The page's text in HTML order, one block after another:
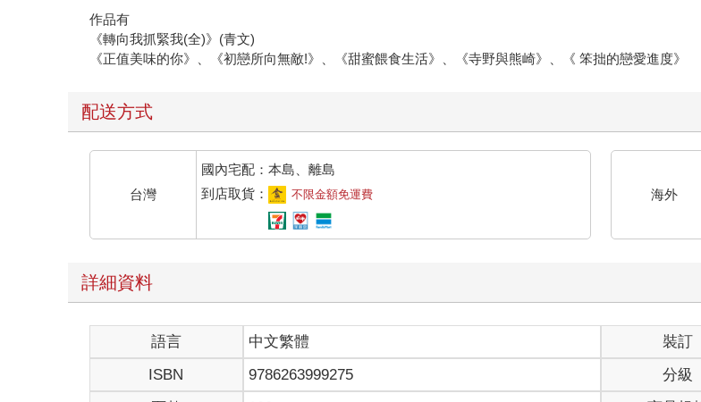
《轉向我抓緊我(全)》(青文)
《正值美味的你》、《初戀所向無敵!》、《甜蜜餵食生活》、《寺野與熊崎》、《 笨拙的戀愛進度》
到店取貨：
不限金額免運費
ISBN
9786263999275 分級
頁數
192 商品規格